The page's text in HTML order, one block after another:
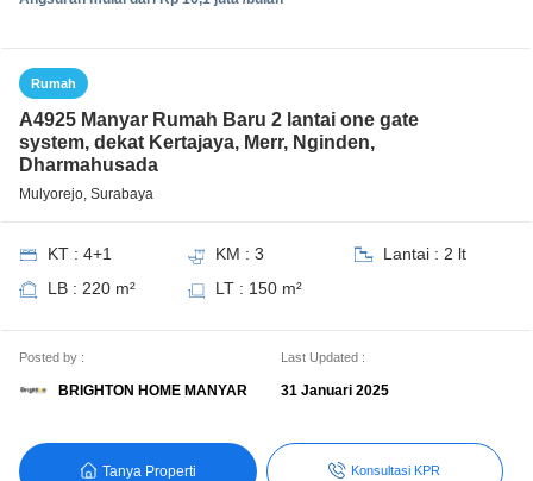
Rumah
A4925 Manyar Rumah Baru 2 lantai one gate
system, dekat Kertajaya, Merr, Nginden,
Dharmahusada
Mulyorejo, Surabaya
KT : 4+1 KM : 3
Lantai : 2 lt
LB : 220 m²
LT : 150 m²
Posted by :
BRIGHTON HOME MANYAR
Last Updated :
31 Januari 2025
Tanya Properti Konsultasi KPR